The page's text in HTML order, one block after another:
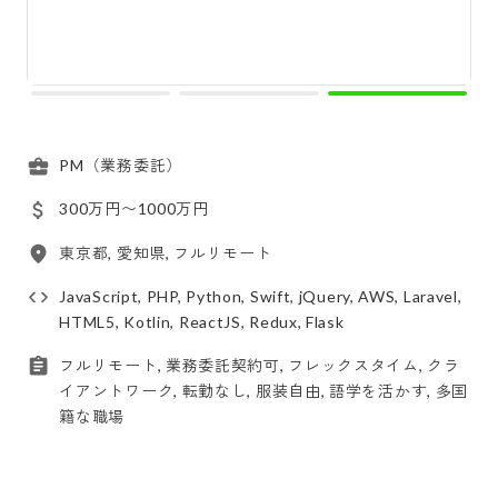
PM（業務委託）
300万円〜1000万円
東京都, 愛知県, フルリモート
JavaScript, PHP, Python, Swift, jQuery, AWS, Laravel,
HTML5, Kotlin, ReactJS, Redux, Flask
フルリモート, 業務委託契約可, フレックスタイム, クラ
イアントワーク, 転勤なし, 服装自由, 語学を活かす, 多国
籍な職場